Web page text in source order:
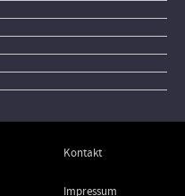
Kontakt
Impressum